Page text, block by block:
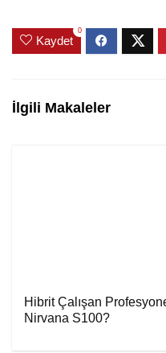
Kaydet
0
İlgili Makaleler
Hibrit Çalışan
Nirvana S100?